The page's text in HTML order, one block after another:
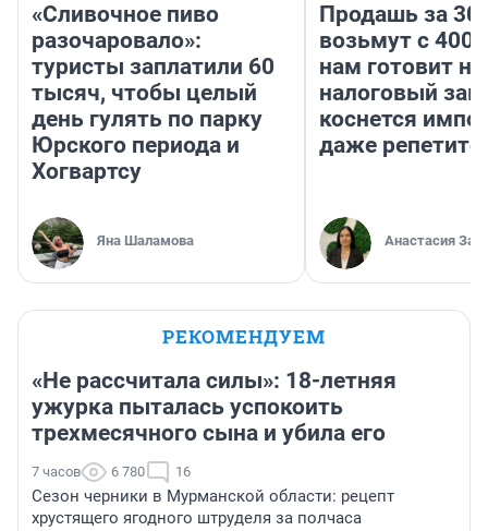
«Сливочное пиво
разочаровало»:
туристы заплатили 60
тысяч, чтобы целый
день гулять по парку
Юрского периода и
Хогвартсу
Яна Шаламова
Продашь за
возьмут с
нам готовит
налоговый
коснется
даже
Анастасия
РЕКОМЕНДУЕМ
«Не рассчитала силы»: 18-летняя
ужурка пыталась успокоить
трехмесячного сына и убила его
7 часов 6 780 16
Сезон черники в Мурманской области: рецепт
хрустящего ягодного штруделя за полчаса